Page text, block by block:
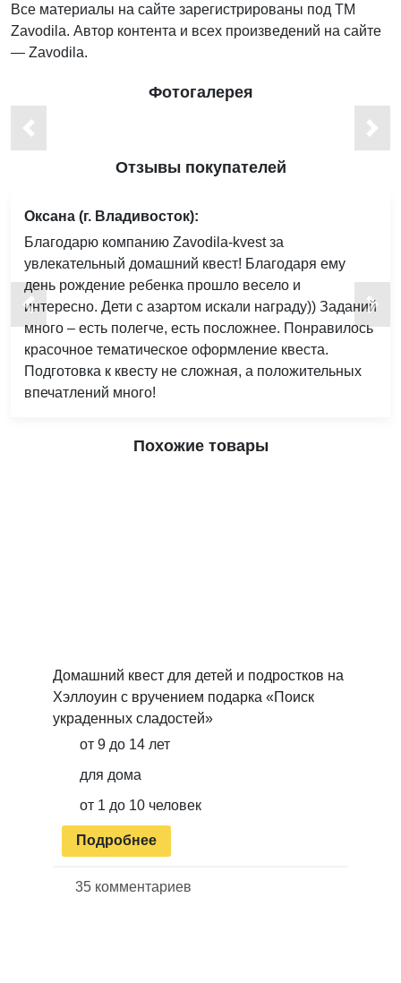
Все материалы на сайте зарегистрированы под ТМ
Zavodila. Автор контента и всех произведений на сайте
— Zavodila.
Фотогалерея
Отзывы покупателей
Оксана (г. Владивосток):
Благодарю компанию Zavodila-kvest за
увлекательный домашний квест! Благодаря ему
день рождение ребенка прошло весело и
интересно. Дети с азартом искали награду)) Заданий
много – есть полегче, есть посложнее. Понравилось
красочное тематическое оформление квеста.
Подготовка к квесту не сложная, а положительных
впечатлений много!
Похожие товары
Домашний квест для детей и подростков на
Хэллоуин с вручением подарка «Поиск
украденных сладостей»
от 9 до 14 лет
для дома
от 1 до 10 человек
Подробнее
35 комментариев